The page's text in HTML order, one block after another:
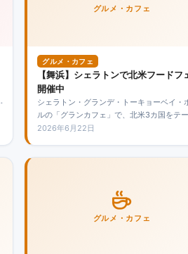
グルメ・カフェ
グルメ・カフェ
【舞浜】シェラトンで北米フードフ
開催中
シェラトン・グランデ・トーキョーベイ・
ルの「グランカフェ」で、北米3カ国をテ
したフードフェアが7月20日まで開催されて
2026年6月22日
グルメ・カフェ